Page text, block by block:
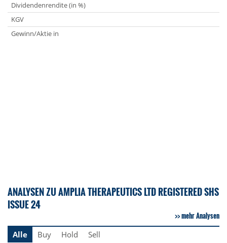
Dividendenrendite (in %)
KGV
Gewinn/Aktie in
ANALYSEN ZU AMPLIA THERAPEUTICS LTD REGISTERED SHS
ISSUE 24
mehr Analysen
Alle
Buy Hold Sell